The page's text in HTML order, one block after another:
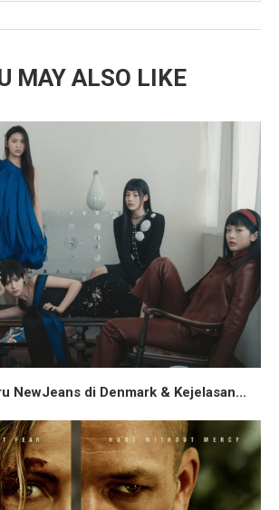
MAY ALSO LIKE
NewJeans di Denmark & Kejelasan...